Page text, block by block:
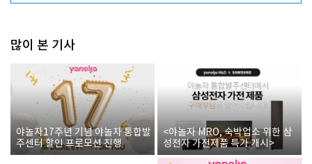
많이 본 기사
야놀자17주년 기념 야놀자 통합발
주센터 할인 프로모션 진행
<야놀자 MRO, 숙박업소 위한 삼
성전자 가전제품 특가 개시>